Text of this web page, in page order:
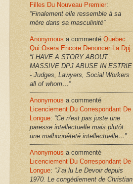
Filles Du Nouveau Premier:
“Finalement elle ressemble à sa
mère dans sa masculinité”
Anonymous a commenté Quebec
Qui Osera Encore Denoncer La Dpj:
“I HAVE A STORY ABOUT
MASSIVE DPJ ABUSE IN ESTRIE
- Judges, Lawyers, Social Workers
all of whom…”
Anonymous a commenté
Licenciement Du Correspondant De
Longue: “Ce n'est pas juste une
paresse intellectuelle mais plutôt
une malhonnêteté intellectuelle…”
Anonymous a commenté
Licenciement Du Correspondant De
Longue: “J’ai lu Le Devoir depuis
1970. Le congédiement de Christian